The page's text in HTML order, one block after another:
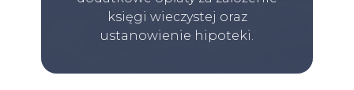
księgi wieczystej oraz
ustanowienie hipoteki.